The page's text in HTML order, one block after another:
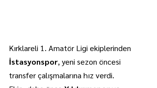
Kırklareli 1. Amatör Ligi ekiplerinden
İstasyonspor, yeni sezon öncesi
transfer çalışmalarına hız verdi.